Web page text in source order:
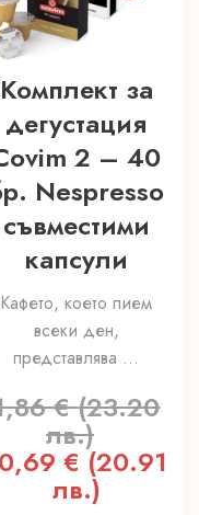
Комплект за
дегустация
2 – 40
Nespresso
съвместими
капсули
Кафето, което пием
всеки ден,
представлява ...
€ (23.20
лв.)
€ (20.91
лв.)